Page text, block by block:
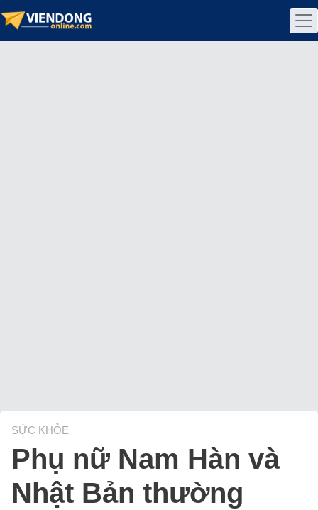
SỨC KHỎE
Phụ nữ Nam Hàn và
Nhật Bản thường